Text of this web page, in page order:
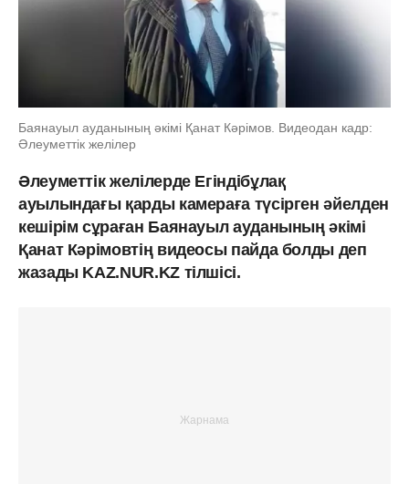
Баянауыл ауданының әкімі Қанат Кәрімов. Видеодан кадр:
Әлеуметтік желілер
Әлеуметтік желілерде Егіндібұлақ
ауылындағы қарды камераға түсірген әйелден
кешірім сұраған Баянауыл ауданының әкімі
Қанат Кәрімовтің видеосы пайда болды деп
жазады KAZ.NUR.KZ тілшісі.